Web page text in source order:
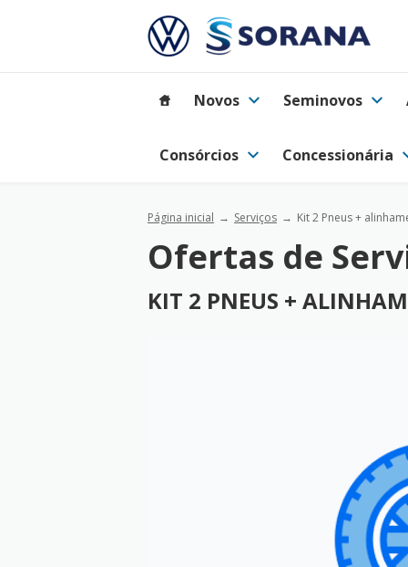
Novos Seminovos
Consórcios Concessionária
Página inicial Serviços Kit 2 Pneus +
Ofertas de
KIT 2 PNEUS +